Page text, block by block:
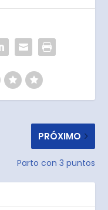
PRÓXIMO
Parto con 3 puntos